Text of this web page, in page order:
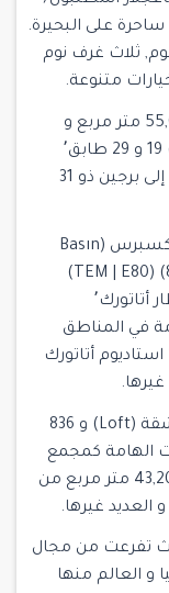
على البحيرة.
ثلاث غرف نوم
متنوعة.
يمتد المشروع على مساحة كلية تبلغ 55,000 متر مربع و
بنائي شقق فخمة ذات 7 طوابق٬ بالإضافة إلى برجين ذو 31
للمشروع موقع مركزي على طريق باسن اكسبرس (Basın
Ekspres) الذي يصل بين طريق (تيم | أي 80) (TEM | E80)
في المناطق
المحيطة بالمشروع منها مول اسطنبول٬ استاديوم أتاتورك
يتضمن المشروع 544 شقة سكنية٬ 84 شقة (Loft) و 836
الهامة كمجمع
للتسوق داخل المشروع٬ فندق٬ سينما٬ 43,200 متر مربع من
العديد غيرها.
الشركة المنشأة عام 1966 حيث تفرعت من مجال
و العالم منها